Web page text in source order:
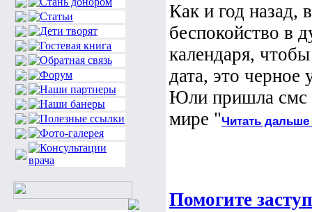
Как и год назад,
беспокойство в
календаря,
дата, это черное
Юли пришла смс
мире "Читать дальше
Помогите